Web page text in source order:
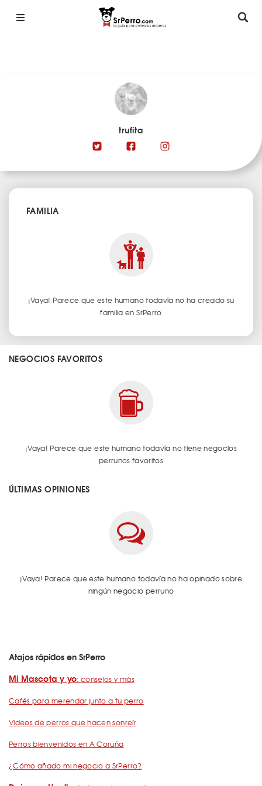
trufita
FAMILIA
¡Vaya! Parece que este humano todavía no ha creado su
familia en SrPerro
NEGOCIOS FAVORITOS
¡Vaya! Parece que este humano todavía no tiene negocios
perrunos favoritos
ÚLTIMAS OPINIONES
¡Vaya! Parece que este humano todavía no ha opinado sobre
ningún negocio perruno
Atajos rápidos en SrPerro
Mi Mascota y yo: consejos y más
Cafés para merendar junto a tu perro
Vídeos de perros que hacen sonreír
Perros bienvenidos en A Coruña
¿Cómo añado mi negocio a SrPerro?